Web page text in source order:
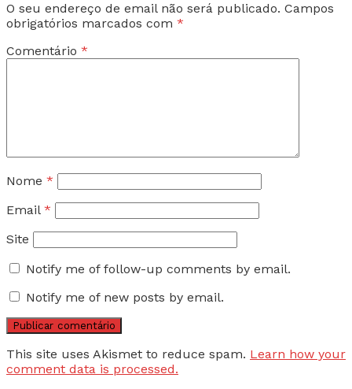
O seu endereço de email não será publicado. Campos
obrigatórios marcados com *
Comentário *
Nome *
Email *
Site
Notify me of follow-up comments by email.
Notify me of new posts by email.
This site uses Akismet to reduce spam. Learn how your
comment data is processed.